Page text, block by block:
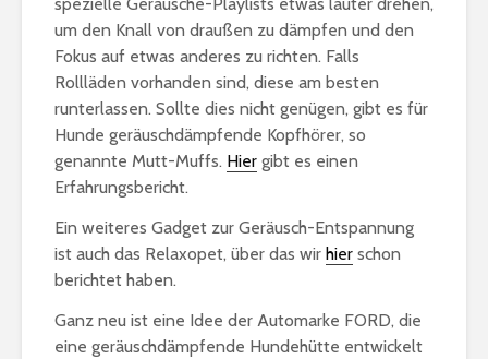
spezielle Geräusche-Playlists etwas lauter drehen,
um den Knall von draußen zu dämpfen und den
Fokus auf etwas anderes zu richten. Falls
Rollläden vorhanden sind, diese am besten
runterlassen. Sollte dies nicht genügen, gibt es für
Hunde geräuschdämpfende Kopfhörer, so
genannte Mutt-Muffs. Hier gibt es einen
Erfahrungsbericht.
Ein weiteres Gadget zur Geräusch-Entspannung
ist auch das Relaxopet, über das wir hier schon
berichtet haben.
Ganz neu ist eine Idee der Automarke FORD, die
eine geräuschdämpfende Hundehütte entwickelt